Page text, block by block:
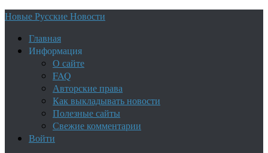
Новые Русские Новости
Главная
Информация
О сайте
FAQ
Авторские права
Как выкладывать новости
Полезные сайты
Свежие комментарии
Войти